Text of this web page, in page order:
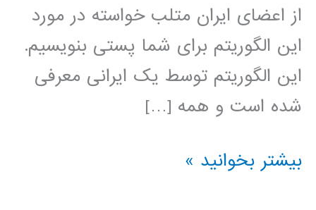
از اعضای ایران متلب خواسته در مورد
این الگوریتم برای شما پستی بنویسیم.
این الگوریتم توسط یک ایرانی معرفی
شده است و همه […]
الگوریتم
بیشتر بخوانید »